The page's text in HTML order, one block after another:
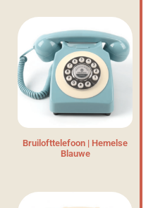
Bruilofttelefoon | Hemelse
Blauwe